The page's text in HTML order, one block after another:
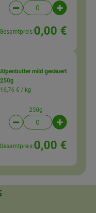
Artikelanzahl
Gesamtpreis:0,00 €
Alpenbutter mild gesäuert
250g
16,76 € / kg
250g
Artikelanzahl
Gesamtpreis:0,00 €